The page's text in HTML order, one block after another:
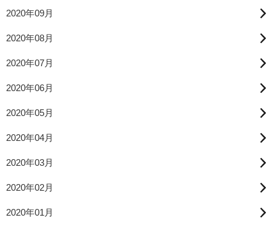
2020年09月
2020年08月
2020年07月
2020年06月
2020年05月
2020年04月
2020年03月
2020年02月
2020年01月